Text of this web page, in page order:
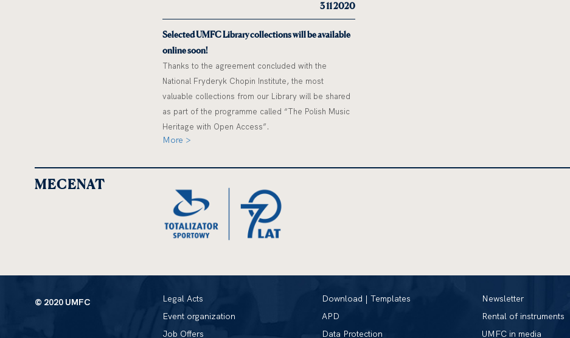
3 11 2020
Selected UMFC Library collections will be available
online soon!
Thanks to the agreement concluded with the
National Fryderyk Chopin Institute, the most
valuable collections from our Library will be shared
as part of the programme called “The Polish Music
Heritage with Open Access”.
More >
MECENAT
© 2020 UMFC
Legal Acts
Event organization
Job Offers
Download | Templates
APD
Data Protection
Newsletter
Rental of instruments
UMFC in media